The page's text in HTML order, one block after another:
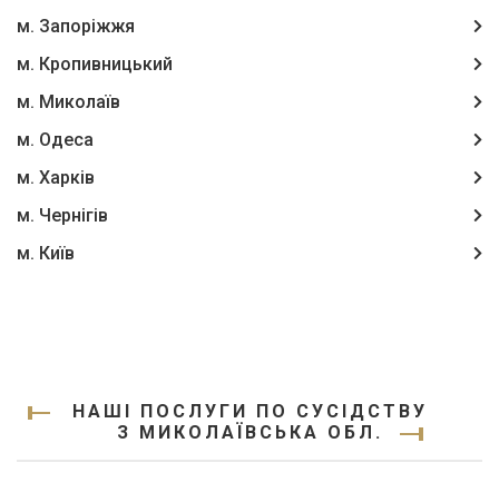
м. Запоріжжя
м. Кропивницький
м. Миколаїв
м. Одеса
м. Харків
м. Чернігів
м. Київ
НАШІ ПОСЛУГИ ПО СУСІДСТВУ
З МИКОЛАЇВСЬКА ОБЛ.